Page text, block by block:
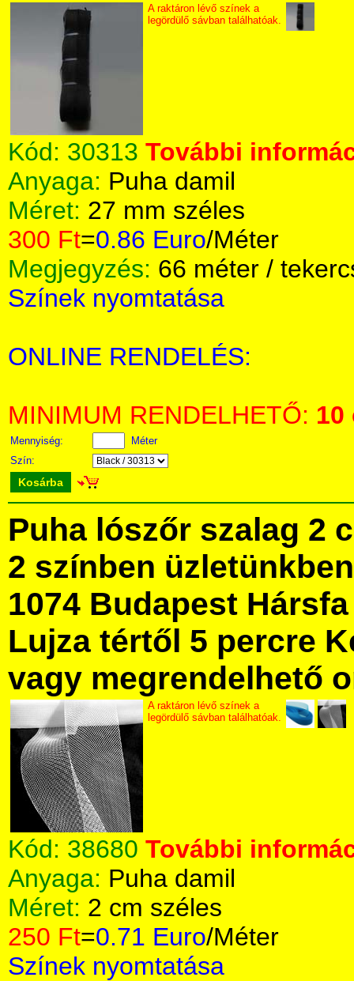
A raktáron lévő színek a
legördülő sávban találhatóak.
Kód: 30313 További
Anyaga: Puha damil
Méret: 27 mm széles
300 Ft=0.86 Euro/Méter
Megjegyzés: 66 méter /
Színek nyomtatása
ONLINE RENDELÉS:
MINIMUM RENDELHETŐ: 10
Mennyiség:
Méter
Szín:
Kosárba
Puha lószőr szalag 2
2 színben
1074 Budapest
Lujza tértől 5 percre
vagy megrendelhető
A raktáron lévő színek a
legördülő sávban találhatóak.
Kód: 38680 További
Anyaga: Puha damil
Méret: 2 cm széles
250 Ft=0.71 Euro/Méter
Színek nyomtatása